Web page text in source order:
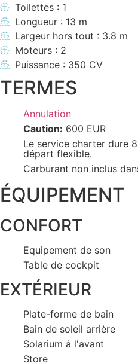
Toilettes : 1
Longueur : 13 m
Largeur hors tout : 3.8 m
Moteurs : 2
Puissance : 350 CV
TERMES
Annulation
Caution: 600 EUR
Le service charter dure
départ flexible.
Carburant non inclus
ÉQUIPEMENT
CONFORT
Equipement de son
Table de cockpit
EXTÉRIEUR
Plate-forme de bain
Bain de soleil arrière
Solarium à l'avant
Store